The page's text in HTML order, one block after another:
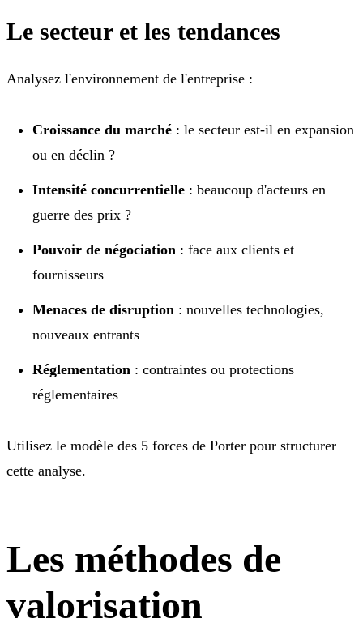
Le secteur et les tendances
Analysez l'environnement de l'entreprise :
Croissance du marché : le secteur est-il en expansion
ou en déclin ?
Intensité concurrentielle : beaucoup d'acteurs en
guerre des prix ?
Pouvoir de négociation : face aux clients et
fournisseurs
Menaces de disruption : nouvelles technologies,
nouveaux entrants
Réglementation : contraintes ou protections
réglementaires
Utilisez le modèle des 5 forces de Porter pour structurer
cette analyse.
Les méthodes de
valorisation